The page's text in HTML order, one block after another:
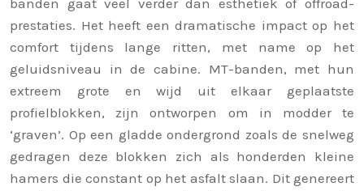
banden gaat veel verder dan esthetiek of offroad-
prestaties. Het heeft een dramatische impact op het
comfort tijdens lange ritten, met name op het
geluidsniveau in de cabine. MT-banden, met hun
extreem grote en wijd uit elkaar geplaatste
profielblokken, zijn ontworpen om in modder te
‘graven’. Op een gladde ondergrond zoals de snelweg
gedragen deze blokken zich als honderden kleine
hamers die constant op het asfalt slaan. Dit genereert